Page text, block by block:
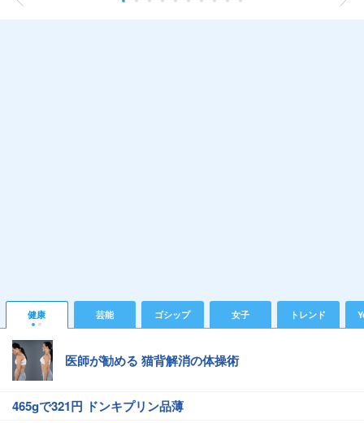
健康 芸能 ゴシップ 女子 トレンド
医師が勧める 猫背解消の体操術
465gで321円 ドンキプリン品薄